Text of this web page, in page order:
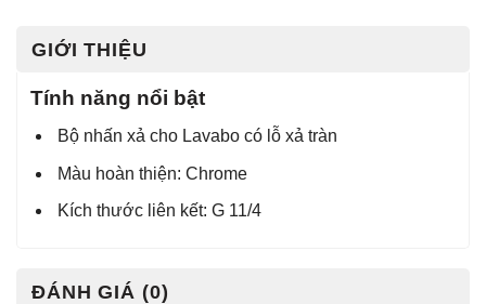
GIỚI THIỆU
Tính năng nổi bật
Bộ nhấn xả cho Lavabo có lỗ xả tràn
Màu hoàn thiện: Chrome
Kích thước liên kết: G 11/4
ĐÁNH GIÁ (0)